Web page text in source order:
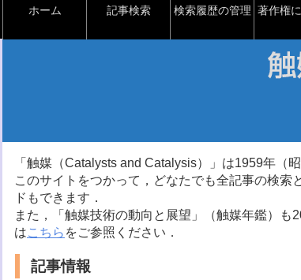
ホーム 記事検索 検索履歴の管理 著作権
「触媒（Catalysts and Catalysis）」は1959年（
このサイトをつかって，どなたでも全記事の検
ドもできます．
また，「触媒技術の動向と展望」（触媒年鑑）も
はこちら をご参照ください．
記事情報